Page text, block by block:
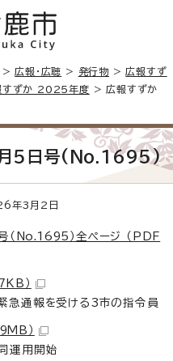
>広報・広聴 > 発行物 >広報すず
すずか 2025年度 > 広報すずか
5日号(No.1695)
年3月2日
No.1695）全ページ （PDF
）
急通報を受ける3市の指令員
）
運用開始